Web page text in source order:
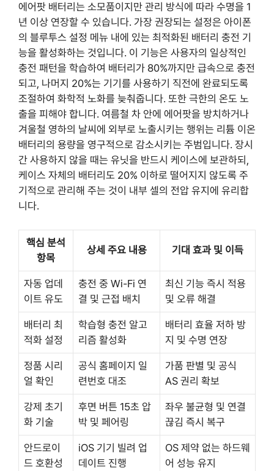
에어팟 배터리는 소모품이지만 관리 방식에 따라 수명을 1
년 이상 연장할 수 있습니다. 가장 권장되는 설정은 아이폰
의 블루투스 설정 메뉴 내에 있는 최적화된 배터리 충전 기
능을 활성화하는 것입니다. 이 기능은 사용자의 일상적인
충전 패턴을 학습하여 배터리가 80%까지만 급속으로 충전
되고, 나머지 20%는 기기를 사용하기 직전에 완료되도록
조절하여 화학적 노화를 늦춰줍니다. 또한 극한의 온도 노
출을 피해야 합니다. 여름철 차 안에 에어팟을 방치하거나
겨울철 영하의 날씨에 외부로 노출시키는 행위는 리튬 이온
배터리의 용량을 영구적으로 감소시키는 주범입니다. 장시
간 사용하지 않을 때는 유닛을 반드시 케이스에 보관하되,
케이스 자체의 배터리도 20% 이하로 떨어지지 않도록 주
기적으로 관리해 주는 것이 내부 셀의 전압 유지에 유리합
니다.
핵심 분석
항목
상세 주요 내용 기대 효과 및 이득
자동 업데
이트 유도
충전 중 Wi-Fi 연
결 및 근접 배치
최신 기능 즉시 적용
및 오류 해결
배터리 최
적화 설정
학습형 충전 알고
리즘 활성화
배터리 효율 저하 방
지 및 수명 연장
정품 시리
얼 확인
공식 홈페이지 일
련번호 대조
가품 판별 및 공식
AS 권리 확보
강제 초기
화 기술
후면 버튼 15초 압
박 및 페어링
좌우 불균형 및 연결
끊김 즉시 복구
안드로이
드 호환성
iOS 기기 빌려 업
데이트 진행
OS 제약 없는 하드웨
어 성능 유지